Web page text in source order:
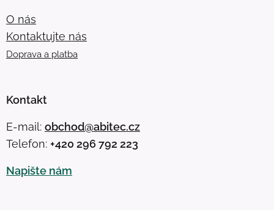
O nás
Kontaktujte nás
Doprava a platba
Kontakt
E-mail: obchod@abitec.cz
Telefon: +420 296 792 223
Napište nám